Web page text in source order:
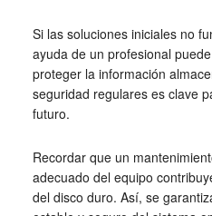
Si las soluciones iniciales no
ayuda de un profesional
proteger la información
seguridad regulares es clave
futuro.
Recordar que un
adecuado del equipo
del disco duro. Así, se